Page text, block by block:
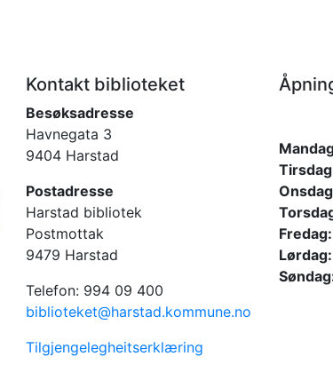
Kontakt biblioteket
Besøksadresse
Havnegata 3
9404 Harstad
Postadresse
Harstad bibliotek
Postmottak
9479 Harstad
Telefon: 994 09 400
biblioteket@harstad.kommune.no
Tilgjengelegheitserklæring